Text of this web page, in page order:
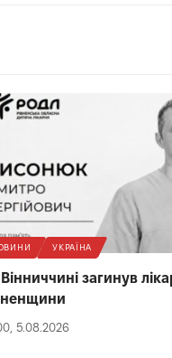
УКРАЇНА
загинув
5.08.2026